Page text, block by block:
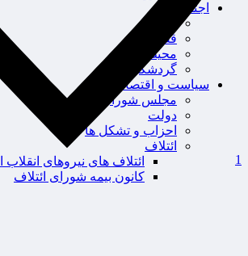
اجتماعی
سلامت
قضایی
محیط زیست
گردشگری
سیاست و اقتصاد
مجلس شورای اسلامی
دولت
احزاب و تشکل ها
ائتلاف
ائتلاف های نیروهای
کانون بیمه شورای ائتلاف
1